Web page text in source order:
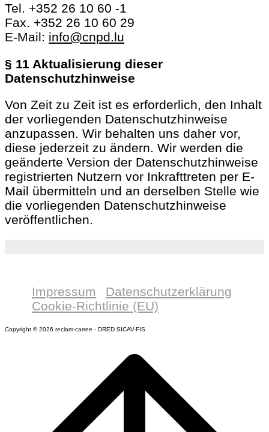
Tel. +352 26 10 60 -1
Fax. +352 26 10 60 29
E-Mail: info@cnpd.lu
§ 11 Aktualisierung dieser
Datenschutzhinweise
Von Zeit zu Zeit ist es erforderlich, den Inhalt
der vorliegenden Datenschutzhinweise
anzupassen. Wir behalten uns daher vor,
diese jederzeit zu ändern. Wir werden die
geänderte Version der Datenschutzhinweise
registrierten Nutzern vor Inkrafttreten per E-
Mail übermitteln und an derselben Stelle wie
die vorliegenden Datenschutzhinweise
veröffentlichen.
Impressum
Datenschutzerklärung
Cookie-Richtlinie (EU)
Copyright © 2026 reclam-carree - DRED SICAV-FIS